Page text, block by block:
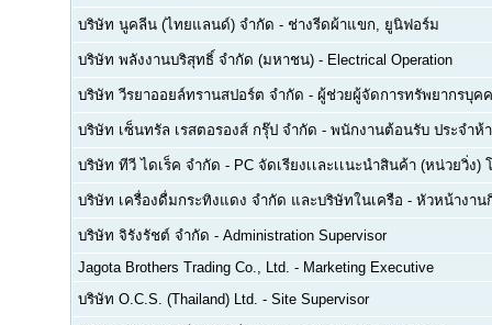
บริษัท นูคลีน (ไทยแลนด์) จำกัด - ช่างรีดผ้าแขก, ยูนิฟอร์ม
บริษัท พลังงานบริสุทธิ์ จำกัด (มหาชน) - Electrical Operation
บริษัท วีรยาออยล์ทรานสปอร์ต จำกัด - ผู้ช่วยผู้จัดการทรัพยากรบุค
บริษัท เซ็นทรัล เรสตอรองส์ กรุ๊ป จำกัด - พนักงานต้อนรับ ประจำห้
บริษัท ทีวี ไดเร็ค จำกัด - PC จัดเรียงเเละเเนะนำสินค้า (หน่วยวิ่ง
บริษัท เครื่องดื่มกระทิงแดง จำกัด และบริษัทในเครือ - หัวหน้างาน
บริษัท จิรังรัชต์ จำกัด - Administration Supervisor
Jagota Brothers Trading Co., Ltd. - Marketing Executive
บริษัท O.C.S. (Thailand) Ltd. - Site Supervisor